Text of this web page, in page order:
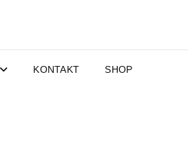
KONTAKT SHOP